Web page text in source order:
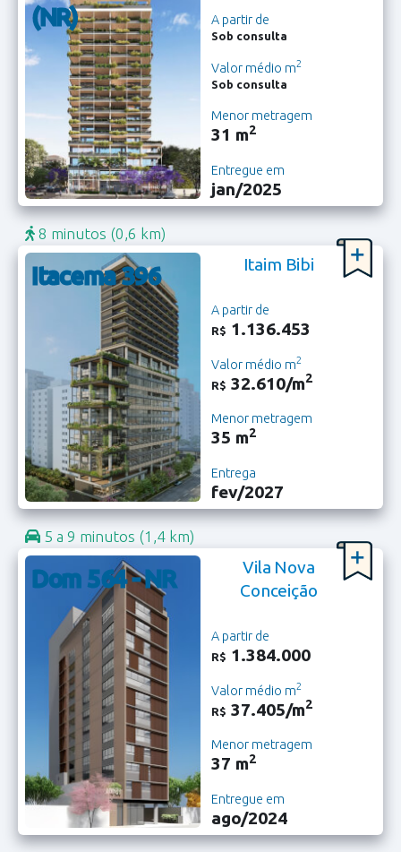
(NR)
A partir de
Sob consulta
Valor médio m2
Sob consulta
Menor metragem
31 m2
Entregue em
jan/2025
8 minutos (0,6 km)
Itacema 396 Itaim Bibi
A partir de
R$ 1.136.453
Valor médio m2
R$ 32.610/m2
Menor metragem
35 m2
Entrega
fev/2027
5 a 9 minutos (1,4 km)
Dom 564 - NR
Vila Nova
Conceição
A partir de
R$ 1.384.000
Valor médio m2
R$ 37.405/m2
Menor metragem
37 m2
Entregue em
ago/2024